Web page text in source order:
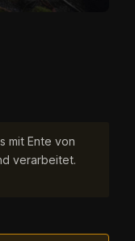
mit Ente von
verarbeitet.